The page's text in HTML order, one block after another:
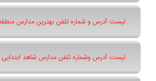
لیست آدرس و شماره تلفن بهترین مدارس منطقه 3
لیست آدرس وشماره تلفن مدارس شاهد ابتدایی